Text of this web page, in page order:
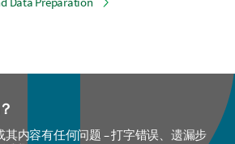
内容有任何问题 – 打字错误、遗漏步